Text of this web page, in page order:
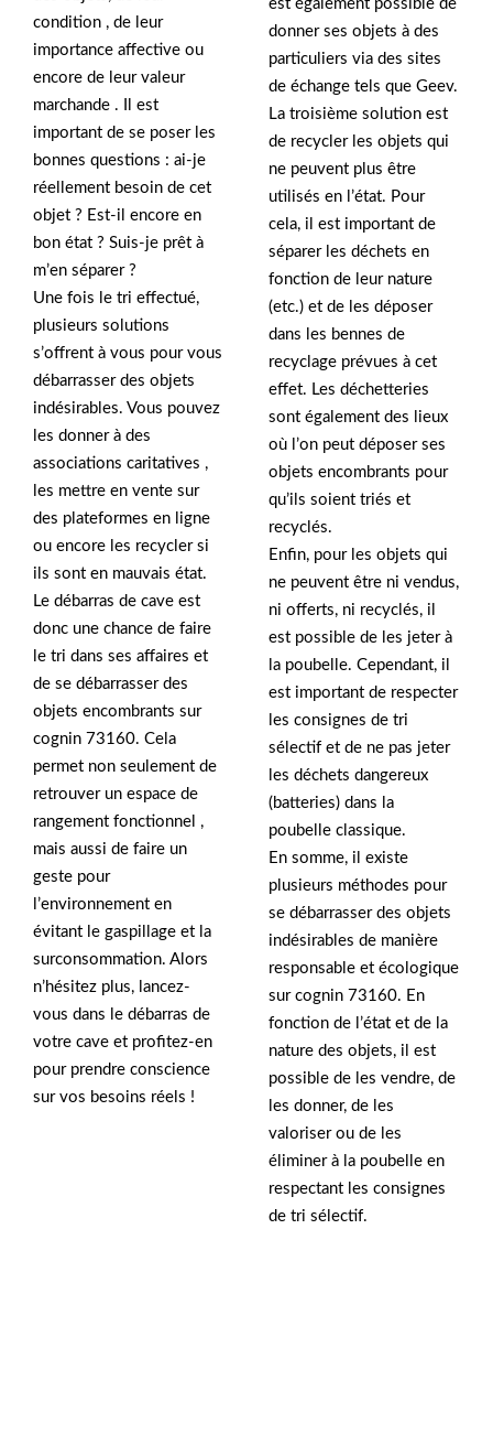
condition , de leur
importance affective ou
encore de leur valeur
marchande . Il est
important de se poser les
bonnes questions : ai-je
réellement besoin de cet
objet ? Est-il encore en
bon état ? Suis-je prêt à
m’en séparer ?
Une fois le tri effectué,
plusieurs solutions
s’offrent à vous pour vous
débarrasser des objets
indésirables. Vous pouvez
les donner à des
associations caritatives ,
les mettre en vente sur
des plateformes en ligne
ou encore les recycler si
ils sont en mauvais état.
Le débarras de cave est
donc une chance de faire
le tri dans ses affaires et
de se débarrasser des
objets encombrants sur
cognin 73160. Cela
permet non seulement de
retrouver un espace de
rangement fonctionnel ,
mais aussi de faire un
geste pour
l’environnement en
évitant le gaspillage et la
surconsommation. Alors
n’hésitez plus, lancez-
vous dans le débarras de
votre cave et profitez-en
pour prendre conscience
sur vos besoins réels !
est également possible de
donner ses objets à des
particuliers via des sites
de échange tels que Geev.
La troisième solution est
de recycler les objets qui
ne peuvent plus être
utilisés en l’état. Pour
cela, il est important de
séparer les déchets en
fonction de leur nature
(etc.) et de les déposer
dans les bennes de
recyclage prévues à cet
effet. Les déchetteries
sont également des lieux
où l’on peut déposer ses
objets encombrants pour
qu’ils soient triés et
recyclés.
Enfin, pour les objets qui
ne peuvent être ni vendus,
ni offerts, ni recyclés, il
est possible de les jeter à
la poubelle. Cependant, il
est important de respecter
les consignes de tri
sélectif et de ne pas jeter
les déchets dangereux
(batteries) dans la
poubelle classique.
En somme, il existe
plusieurs méthodes pour
se débarrasser des objets
indésirables de manière
responsable et écologique
sur cognin 73160. En
fonction de l’état et de la
nature des objets, il est
possible de les vendre, de
les donner, de les
valoriser ou de les
éliminer à la poubelle en
respectant les consignes
de tri sélectif.